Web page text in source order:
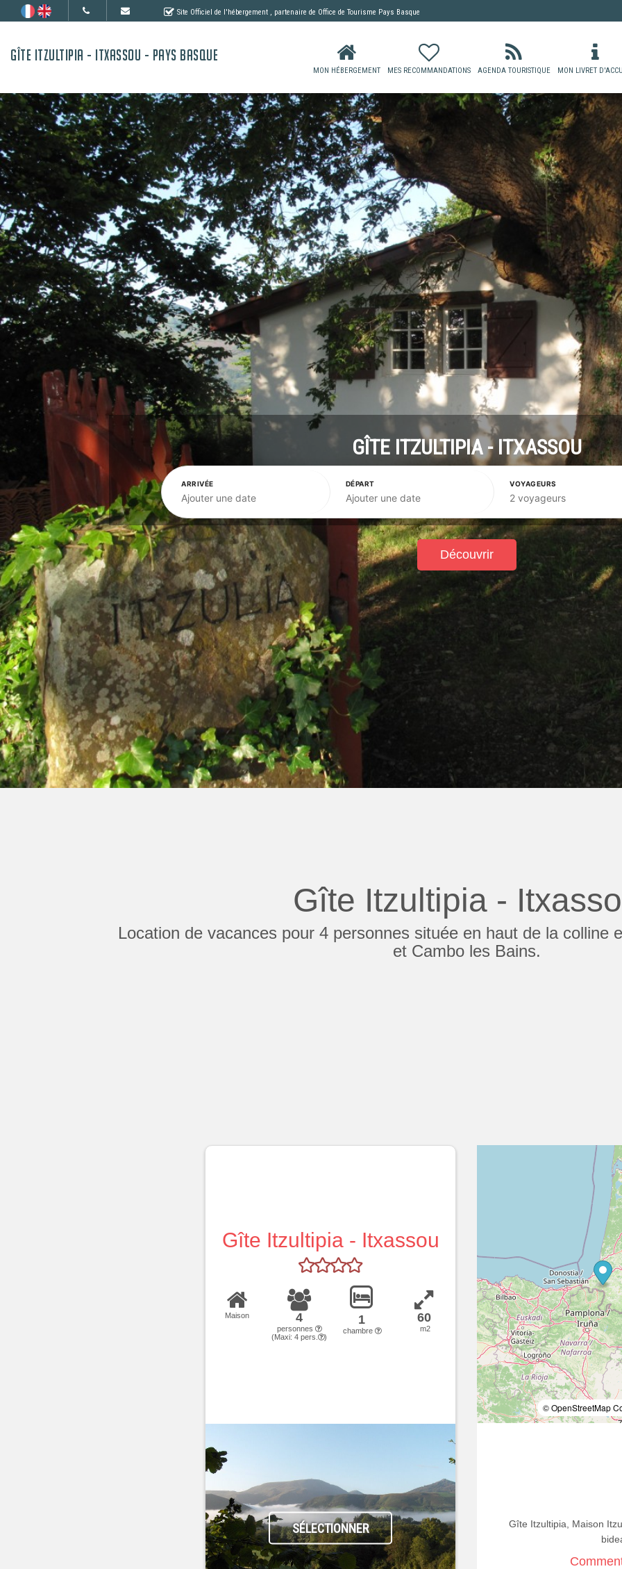
Site Officiel de l'hébergement , partenaire de Office de Tourisme Pays Basque
GÎTE ITZULTIPIA - ITXASSOU - PAYS BASQUE
MON HÉBERGEMENT MES RECOMMANDATIONS AGENDA TOURISTIQUE MON LIVRET
GÎTE ITZULTIPIA - ITXASSOU
ARRIVÉE
Ajouter une date
DÉPART
Ajouter une date
VOYAGEURS
2 voyageurs
Découvrir
Gîte Itzultipia -
Location de vacances pour 4 personnes située en haut de la colline
et Cambo les Bains.
Gîte Itzultipia - Itxassou
Maison 4
personnes
(Maxi: 4 pers. )
1
chambre
60
m2
SÉLECTIONNER
© OpenStreetMap
Gîte Itzultipia, Maison